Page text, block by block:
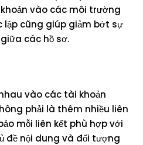
vào các môi trường
lập cũng giúp giảm bớt sự
các hồ sơ.
vào các tài khoản
phải là thêm nhiều liên
mỗi liên kết phù hợp với
đề nội dung và đối tượng